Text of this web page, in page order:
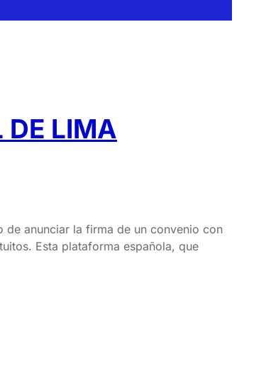
DE LIMA
de anunciar la firma de un convenio con
Esta plataforma española, que